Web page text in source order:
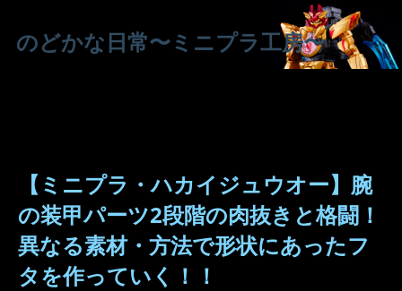
のどかな日常〜ミニプラ工房〜
【ミニプラ・ハカイジュウオー】腕
の装甲パーツ2段階の肉抜きと格闘！
異なる素材・方法で形状にあったフ
タを作っていく！！